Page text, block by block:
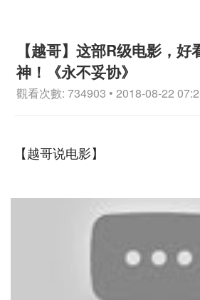
【越哥】这部R级电影，
神！《永不妥协》
觀看次數: 734903 • 2018-08-22
【越哥说电影】